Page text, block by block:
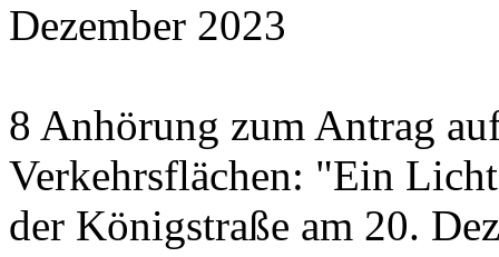
Dezember 2023
8 Anhörung zum Antrag
Verkehrsflächen: "Ein
der Königstraße am 20.